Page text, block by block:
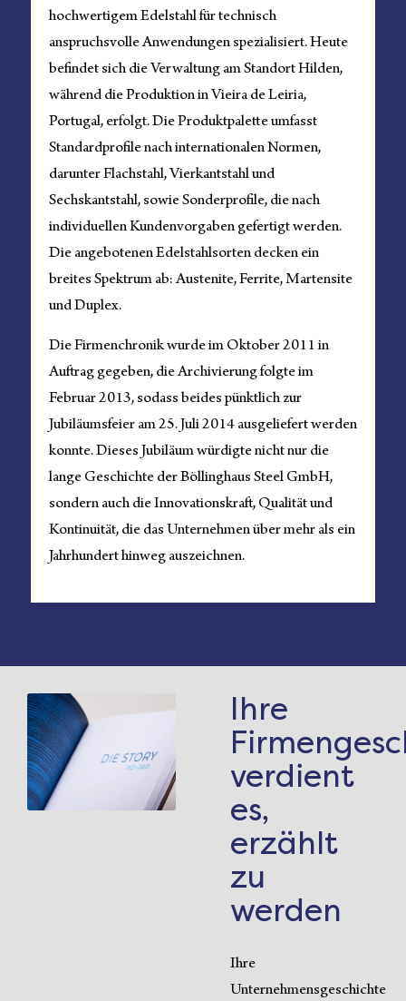
hochwertigem Edelstahl für technisch
anspruchsvolle Anwendungen spezialisiert. Heute
befindet sich die Verwaltung am Standort Hilden,
während die Produktion in Vieira de Leiria,
Portugal, erfolgt. Die Produktpalette umfasst
Standardprofile nach internationalen Normen,
darunter Flachstahl, Vierkantstahl und
Sechskantstahl, sowie Sonderprofile, die nach
individuellen Kundenvorgaben gefertigt werden.
Die angebotenen Edelstahlsorten decken ein
breites Spektrum ab: Austenite, Ferrite, Martensite
und Duplex.
Die Firmenchronik wurde im Oktober 2011 in
Auftrag gegeben, die Archivierung folgte im
Februar 2013, sodass beides pünktlich zur
Jubiläumsfeier am 25. Juli 2014 ausgeliefert werden
konnte. Dieses Jubiläum würdigte nicht nur die
lange Geschichte der Böllinghaus Steel GmbH,
sondern auch die Innovationskraft, Qualität und
Kontinuität, die das Unternehmen über mehr als ein
Jahrhundert hinweg auszeichnen.
Ihre
verdient
es,
erzählt
zu
werden
Ihre
Unternehmensgeschichte